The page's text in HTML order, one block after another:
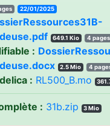
22/01/2025
649.1 Kio 4 pages
:
2.5 Mio 4
: RL500_B.mo
: 31b.zip 3 Mio